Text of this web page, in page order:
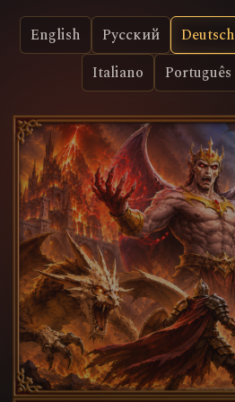
English Русский Deutsch
Italiano
Português